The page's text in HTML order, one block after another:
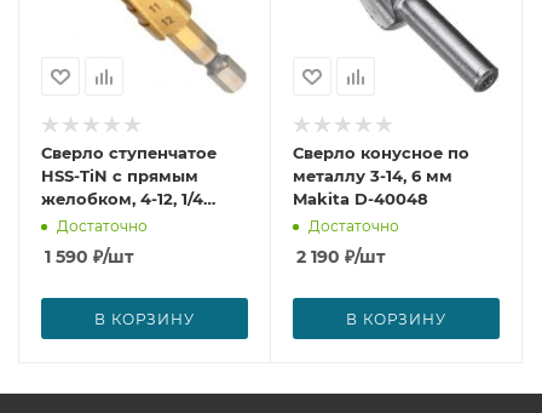
Сверло ступенчатое
HSS-TiN с прямым
желобком, 4-12, 1/4
Makita D-40113
Достаточно
1 590 ₽/шт
В КОРЗИНУ
Сверло конусное по
металлу 3-14, 6 мм
Makita D-40048
Достаточно
2 190 ₽/шт
В КОРЗИНУ